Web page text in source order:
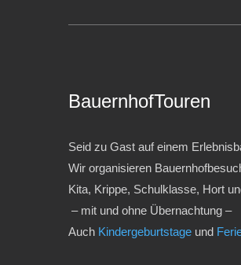
BauernhofTouren
Seid zu Gast auf einem
Wir organisieren
Kita, Krippe, Schulklasse, Hort
– mit und ohne Übernachtung –
Auch Kindergeburtstage und